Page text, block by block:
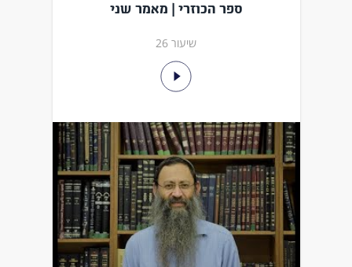
ספר הכוזרי | מאמר שני
שיעור 26